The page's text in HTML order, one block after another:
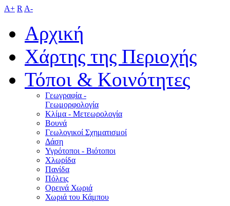
A+ R A-
Αρχική
Χάρτης της Περιοχής
Τόποι & Κοινότητες
Γεωγραφία -
Γεωμορφολογία
Κλίμα - Mετεωρολογία
Βουνά
Γεωλογικοί Σχηματισμοί
Δάση
Υγρότοποι - Βιότοποι
Χλωρίδα
Πανίδα
Πόλεις
Ορεινά Χωριά
Χωριά του Κάμπου